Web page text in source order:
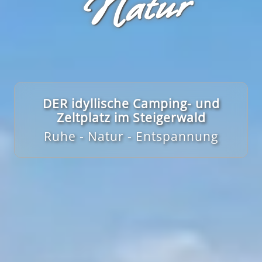
DER idyllische Camping- und
Zeltplatz im Steigerwald
Ruhe - Natur - Entspannung